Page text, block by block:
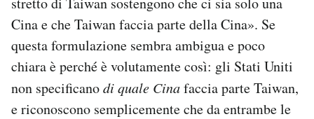
Cina e che Taiwan faccia parte della Cina». Se
questa formulazione sembra ambigua e poco
chiara è perché è volutamente così: gli Stati Uniti
non specificanodi quale Cinafaccia parte Taiwan,
e riconoscono semplicemente che da entrambe le